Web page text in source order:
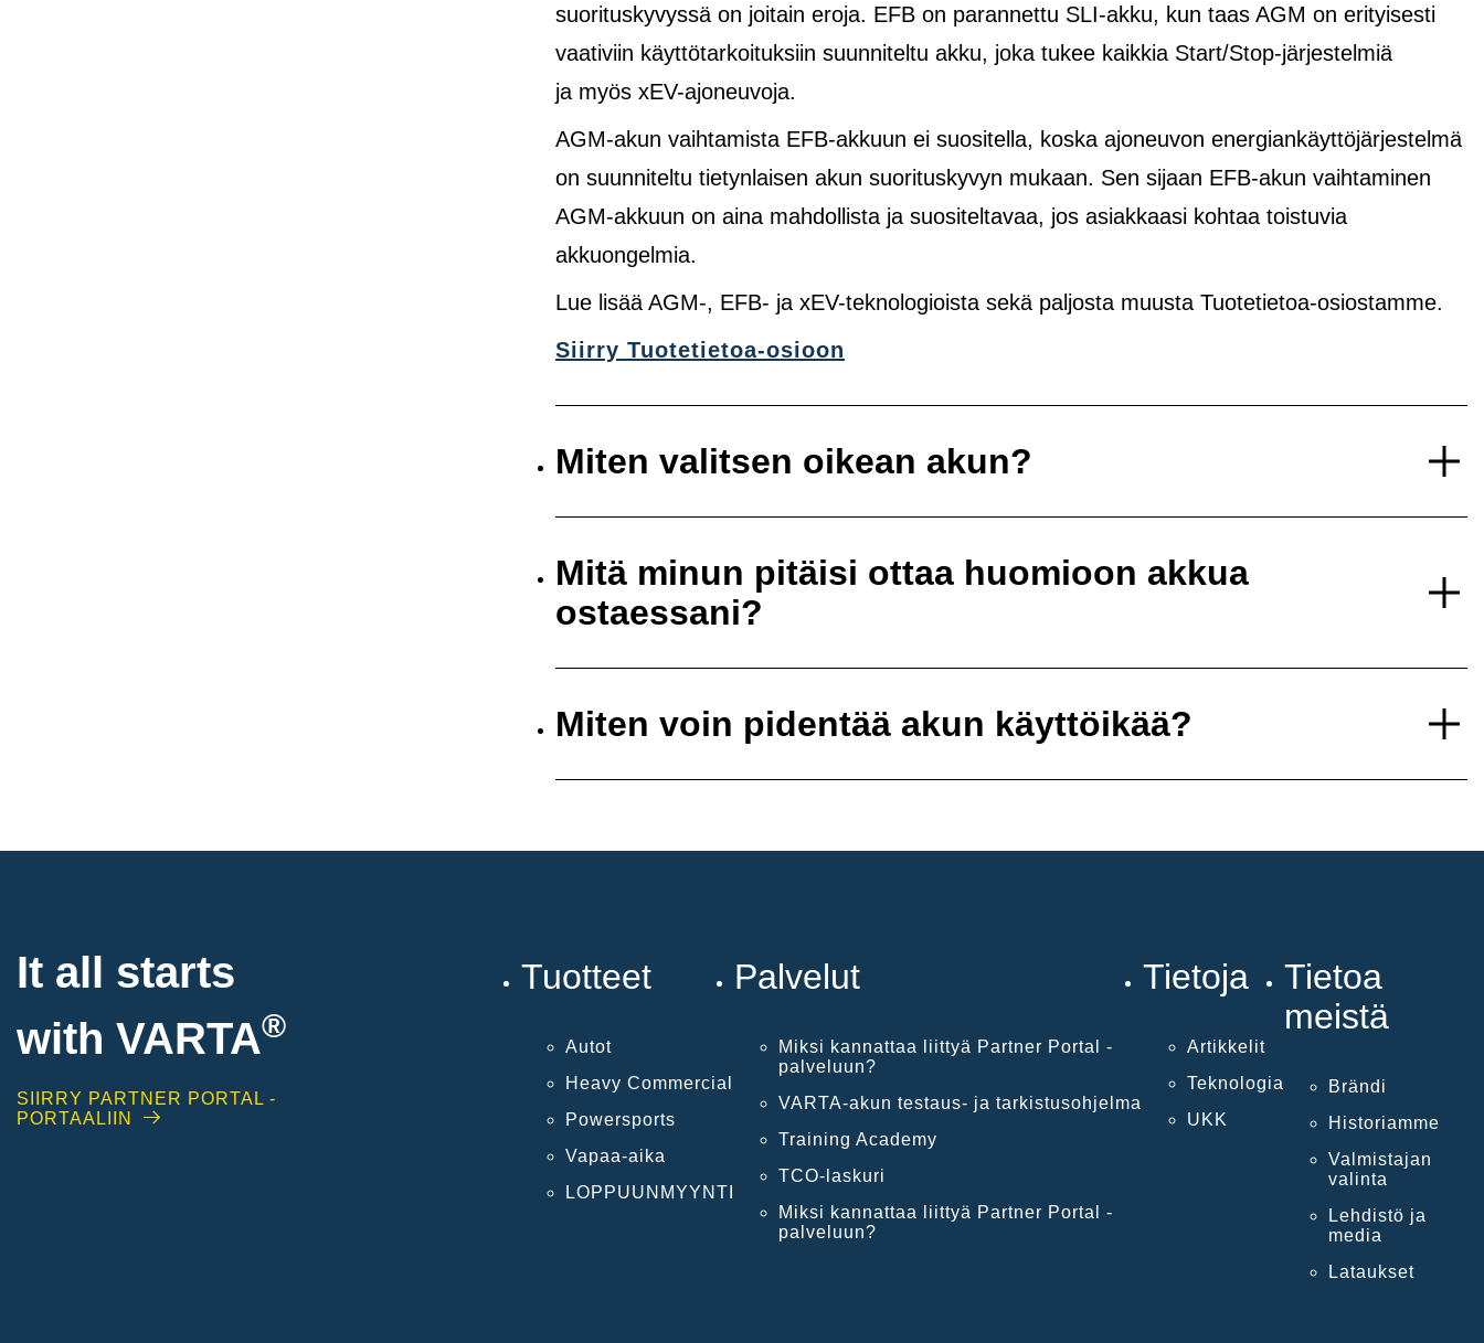
suorituskyvyssä on joitain eroja. EFB on parannettu SLI-akku, kun taas AGM on erityisesti
vaativiin käyttötarkoituksiin suunniteltu akku, joka tukee kaikkia Start/Stop-järjestelmiä
ja myös xEV-ajoneuvoja.
AGM-akun vaihtamista EFB-akkuun ei suositella, koska ajoneuvon energiankäyttöjärjestelmä
on suunniteltu tietynlaisen akun suorituskyvyn mukaan. Sen sijaan EFB-akun vaihtaminen
AGM-akkuun on aina mahdollista ja suositeltavaa, jos asiakkaasi kohtaa toistuvia
akkuongelmia.
Lue lisää AGM-, EFB- ja xEV-teknologioista sekä paljosta muusta Tuotetietoa-osiostamme.
Siirry Tuotetietoa-osioon
Miten valitsen oikean akun?
Mitä minun pitäisi ottaa huomioon akkua
ostaessani?
Miten voin pidentää akun käyttöikää?
It all starts
with VARTA®
SIIRRY PARTNER PORTAL -
PORTAALIIN
Tuotteet
Autot
Heavy Commercial
Powersports
Vapaa-aika
LOPPUUNMYYNTI
Palvelut
Miksi kannattaa liittyä Partner Portal -
palveluun?
VARTA-akun testaus- ja tarkistusohjelma
Training Academy
TCO-laskuri
Miksi kannattaa liittyä Partner Portal -
palveluun?
Tietoja
Artikkelit
Teknologia
UKK
Tietoa
meistä
Brändi
Historiamme
Valmistajan
valinta
Lehdistö ja
media
Lataukset